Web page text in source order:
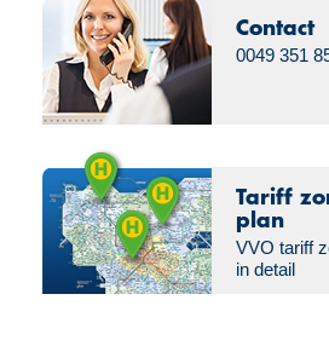
Contact
0049 351
Tariff
plan
VVO tariff
in detail